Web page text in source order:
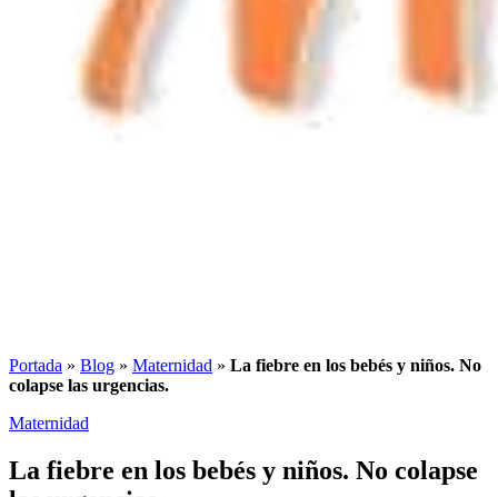
Portada » Blog » Maternidad » La fiebre en los bebés y niños. No
colapse las urgencias.
Maternidad
La fiebre en los bebés y niños. No colapse